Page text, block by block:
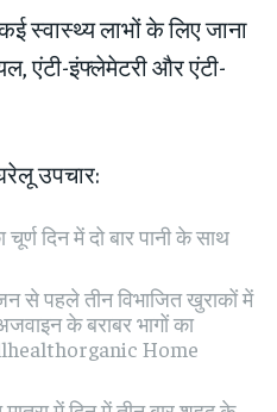
स्वास्थ्य लाभों के लिए जाना
एंटी-इंफ्लेमेटरी और एंटी-
उपचार:
दिन में दो बार पानी के साथ
से पहले तीन विभाजित खुराकों में
के बराबर भागों का
Home